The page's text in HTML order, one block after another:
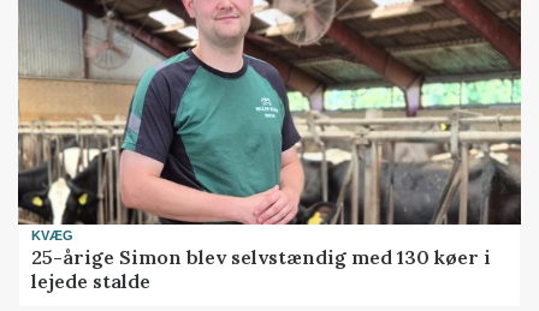
KVÆG
25-årige Simon blev selvstændig med 130 køer i
lejede stalde